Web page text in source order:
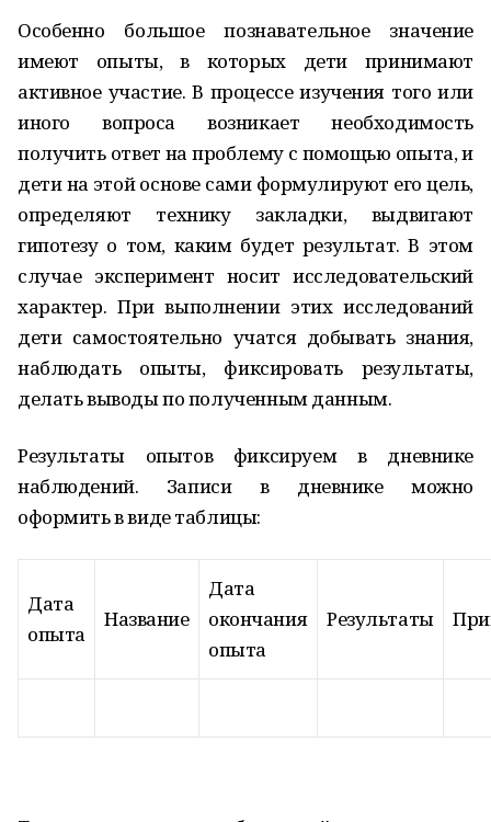
Особенно большое познавательное значение
имеют опыты, в которых дети принимают
активное участие. В процессе изучения того или
иного вопроса возникает необходимость
получить ответ на проблему с помощью опыта, и
дети на этой основе сами формулируют его цель,
определяют технику закладки, выдвигают
гипотезу о том, каким будет результат. В этом
случае эксперимент носит исследовательский
характер. При выполнении этих исследований
дети самостоятельно учатся добывать знания,
наблюдать опыты, фиксировать результаты,
делать выводы по полученным данным.
Результаты опытов фиксируем в дневнике
наблюдений. Записи в дневнике можно
оформить в виде таблицы:
Дата
опыта
Название
Дата
окончания
опыта
Результаты